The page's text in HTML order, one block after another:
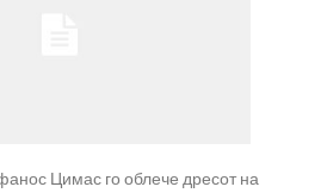
Цимас го облече дресот на